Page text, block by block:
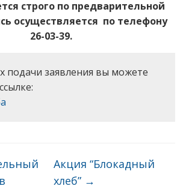
строго по предварительной
осуществляется по телефону
26-03-39.
подачи заявления вы можете
Акция “Блокадный
хлеб” →